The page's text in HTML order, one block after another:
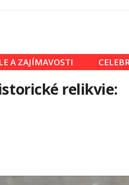
A ZAJÍMAVOSTI
relikvie: